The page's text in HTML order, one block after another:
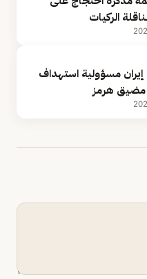
الركيات
مسؤولية استهداف
مضيق هرمز